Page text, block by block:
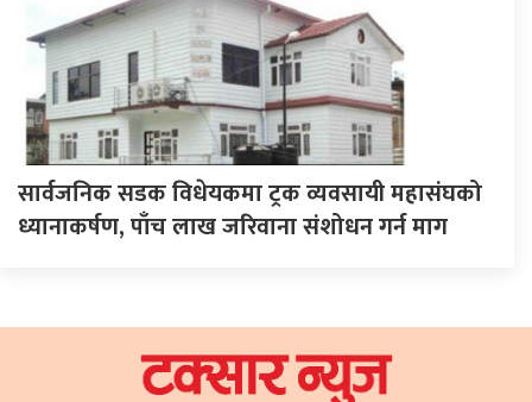
सार्वजनिक सडक विधेयकमा ट्रक व्यवसायी महासंघको
ध्यानाकर्षण, पाँच लाख जरिवाना संशोधन गर्न माग